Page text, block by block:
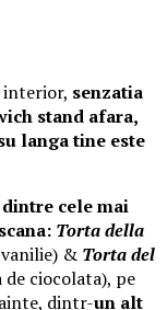
interior, senzatia
stand afara,
langa tine este
cele mai
Torta della
& Torta del
ciocolata), pe
dintr-un alt